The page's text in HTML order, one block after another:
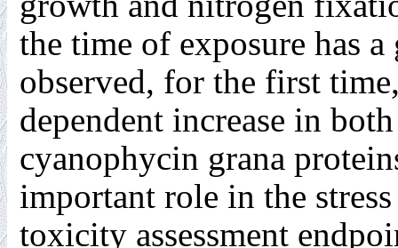
the time of exposure has
observed, for the first
dependent increase in
cyanophycin grana
important role in the
toxicity assessment